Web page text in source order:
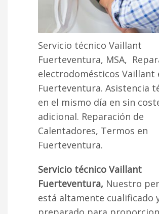
Servicio técnico Vaillant
Fuerteventura, MSA,
electrodomésticos Vaillant
Fuerteventura. Asistencia
en el mismo día en sin
adicional. Reparación de
Calentadores, Termos en
Fuerteventura.
Servicio técnico Vaillant
Fuerteventura, Nuestro
está altamente cualificado